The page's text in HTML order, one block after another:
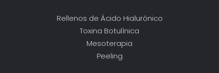
Rellenos de Ácido Hialurónico
Toxina Botulínica
Mesoterapia
Peeling